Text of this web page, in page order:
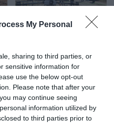
My Personal
sharing to third parties, or
sensitive information for
use the below opt-out
Please note that after your
may continue seeing
information utilized by
to third parties prior to